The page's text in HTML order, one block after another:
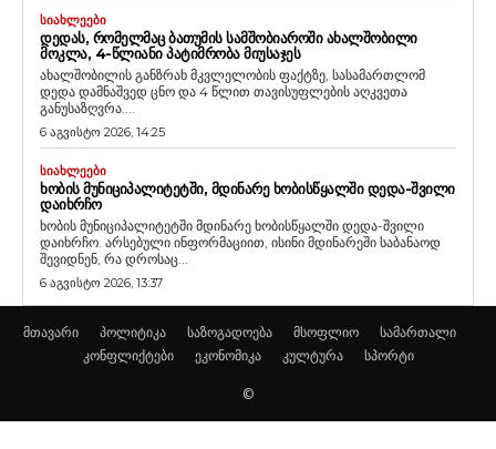
ᲡᲘᲐᲮᲚᲔᲔᲑᲘ
ᲓᲔᲓᲐᲡ, ᲠᲝᲛᲔᲚᲛᲐᲪ ᲑᲐᲗᲣᲛᲘᲡ ᲡᲐᲛᲨᲝᲑᲘᲐᲠᲝᲨᲘ ᲐᲮᲐᲚᲨᲝᲑᲘᲚᲘ
ᲛᲝᲙᲚᲐ, 4-ᲬᲚᲘᲐᲜᲘ ᲞᲐᲢᲘᲛᲠᲝᲑᲐ ᲛᲘᲣᲡᲐᲯᲔᲡ
ახალშობილის განზრახ მკვლელობის ფაქტზე, სასამართლომ
დედა დამნაშვედ ცნო და 4 წლით თავისუფლების აღკვეთა
განუსაზღვრა....
6 აგვისტო 2026, 14:25
ᲡᲘᲐᲮᲚᲔᲔᲑᲘ
ᲮᲝᲑᲘᲡ ᲛᲣᲜᲘᲪᲘᲞᲐᲚᲘᲢᲔᲢᲨᲘ, ᲛᲓᲘᲜᲐᲠᲔ ᲮᲝᲑᲘᲡᲬᲧᲐᲚᲨᲘ ᲓᲔᲓᲐ-ᲨᲕᲘᲚᲘ
ᲓᲐᲘᲮᲠᲩᲝ
ხობის მუნიციპალიტეტში მდინარე ხობისწყალში დედა-შვილი
დაიხრჩო. არსებული ინფორმაციით, ისინი მდინარეში საბანაოდ
შევიდნენ, რა დროსაც...
6 აგვისტო 2026, 13:37
მთავარი პოლიტიკა საზოგადოება მსოფლიო
სამართალი
კონფლიქტები
ეკონომიკა კულტურა სპორტი
©